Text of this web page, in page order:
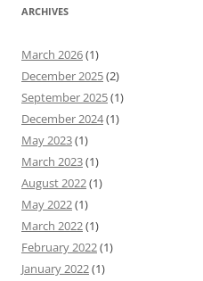
ARCHIVES
March 2026(1)
December 2025(2)
September 2025(1)
December 2024(1)
May 2023(1)
March 2023(1)
August 2022(1)
May 2022(1)
March 2022(1)
February 2022(1)
January 2022(1)